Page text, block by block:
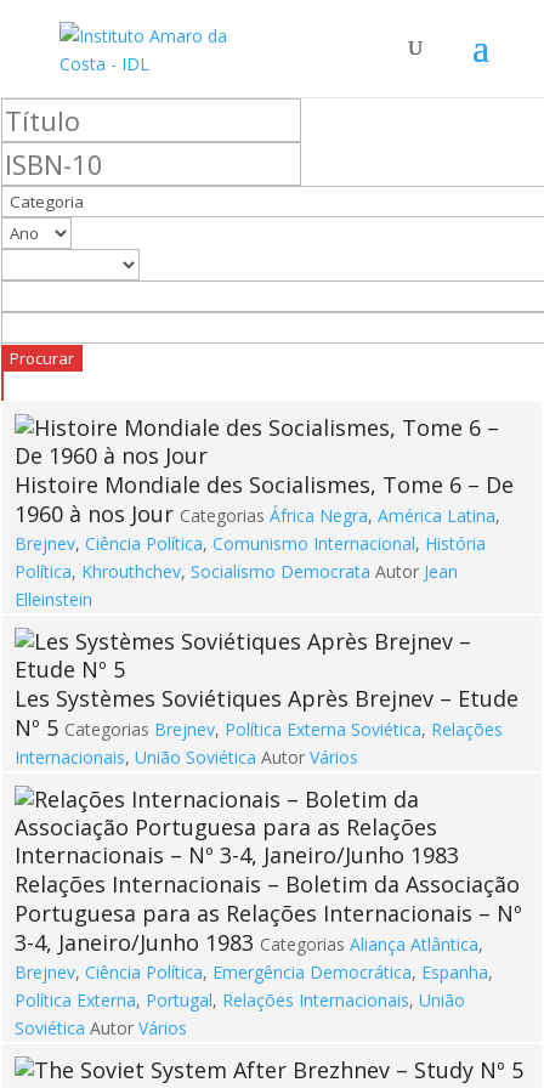
Histoire Mondiale des Socialismes, Tome 6 – De
1960 à nos Jour Categorias África Negra, América Latina,
Brejnev, Ciência Política, Comunismo Internacional, História
Política, Khrouthchev, Socialismo Democrata Autor Jean
Elleinstein
Les Systèmes Soviétiques Après Brejnev – Etude
Nº 5 Categorias Brejnev, Política Externa Soviética, Relações
Internacionais, União Soviética Autor Vários
Relações Internacionais – Boletim da Associação
Portuguesa para as Relações Internacionais – Nº
3-4, Janeiro/Junho 1983 Categorias Aliança Atlântica,
Brejnev, Ciência Política, Emergência Democrática, Espanha,
Política Externa, Portugal, Relações Internacionais, União
Soviética Autor Vários